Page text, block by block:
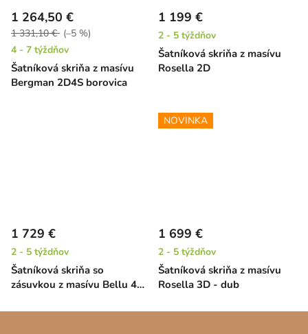
Šatníková skriňa z masívu
Bergman 2D4S borovica
1 264,50 €
1 331,10 € (–5 %)
4 - 7 týždňov
Šatníková skriňa z masívu
Rosella 2D
1 199 €
2 - 5 týždňov
Šatníková skriňa so
zásuvkou z masívu Bellu 4D
1 729 €
2 - 5 týždňov
NOVINKA
Šatníková skriňa z masívu
Rosella 3D - dub
1 699 €
2 - 5 týždňov